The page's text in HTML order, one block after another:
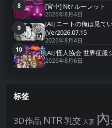
第8名
8 [官中] Ntr ルーレット
2026年8月4日
第9名
9
[AI] ニートの俺は见て
(Ver2026.07.15
2026年8月4日
第10名
10 [AI] 怪人協会 世界征服
2026年8月6日
标签
3D作品 NTR乳交 人妻